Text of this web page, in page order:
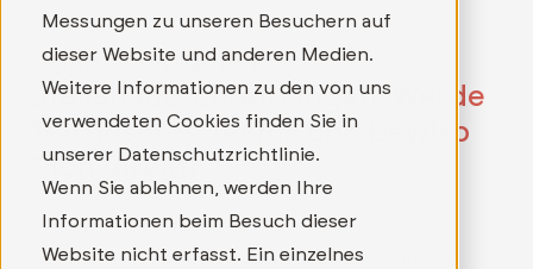
Messungen zu unseren Besuchern auf
dieser Website und anderen Medien.
Weitere Informationen zu den von uns
verwendeten Cookies finden Sie in
unserer Datenschutzrichtlinie.
Wenn Sie ablehnen, werden Ihre
Informationen beim Besuch dieser
Website nicht erfasst. Ein einzelnes
Unsere aktuellen
Stellenausschreibungen: Werde
Teil unseres Teams und bewirb
Dich direkt!
Wer mehr als nur einen Job sucht und in einem